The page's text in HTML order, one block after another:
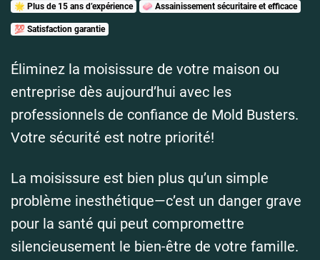
🌟 Plus de 15 ans d’expérience 🧼 Assainissement sécuritaire et efficace
💯 Satisfaction garantie
Éliminez la moisissure de votre maison ou
entreprise dès aujourd’hui avec les
professionnels de confiance de Mold Busters.
Votre sécurité est notre priorité!
La moisissure est bien plus qu’un simple
problème inesthétique—c’est un danger grave
pour la santé qui peut compromettre
silencieusement le bien-être de votre famille.